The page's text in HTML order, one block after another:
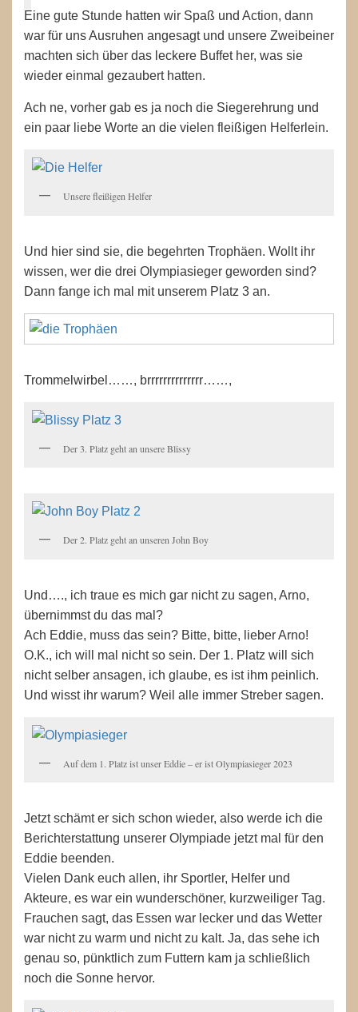
Eine gute Stunde hatten wir Spaß und Action, dann
war für uns Ausruhen angesagt und unsere Zweibeiner
machten sich über das leckere Buffet her, was sie
wieder einmal gezaubert hatten.
Ach ne, vorher gab es ja noch die Siegerehrung und
ein paar liebe Worte an die vielen fleißigen Helferlein.
Unsere fleißigen Helfer
Und hier sind sie, die begehrten Trophäen. Wollt ihr
wissen, wer die drei Olympiasieger geworden sind?
Dann fange ich mal mit unserem Platz 3 an.
Trommelwirbel……, brrrrrrrrrrrrrr……,
Der 3. Platz geht an unsere Blissy
Der 2. Platz geht an unseren John Boy
Und…., ich traue es mich gar nicht zu sagen, Arno,
übernimmst du das mal?
Ach Eddie, muss das sein? Bitte, bitte, lieber Arno!
O.K., ich will mal nicht so sein. Der 1. Platz will sich
nicht selber ansagen, ich glaube, es ist ihm peinlich.
Und wisst ihr warum? Weil alle immer Streber sagen.
Auf dem 1. Platz ist unser Eddie – er ist Olympiasieger 2023
Jetzt schämt er sich schon wieder, also werde ich die
Berichterstattung unserer Olympiade jetzt mal für den
Eddie beenden.
Vielen Dank euch allen, ihr Sportler, Helfer und
Akteure, es war ein wunderschöner, kurzweiliger Tag.
Frauchen sagt, das Essen war lecker und das Wetter
war nicht zu warm und nicht zu kalt. Ja, das sehe ich
genau so, pünktlich zum Futtern kam ja schließlich
noch die Sonne hervor.